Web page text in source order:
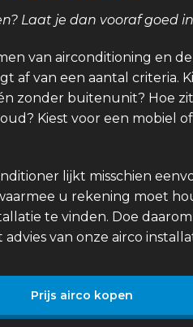
Laat je dan vooraf goed
van airconditioning en
af van een aantal criteria.
zonder buitenunit? Hoe
Kiest voor een mobiel
lijkt misschien
u rekening moet
te vinden. Doe
van onze airco
Prijs airco kopen